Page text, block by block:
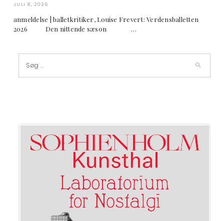
JULI 8, 2026
anmeldelse | balletkritiker, Louise Frevert: Verdensballetten
2026 Den nittende sæson …